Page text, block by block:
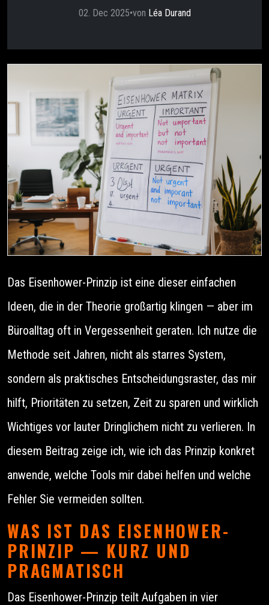
02. Dec 2025•von Léa Durand
Das Eisenhower-Prinzip ist eine dieser einfachen
Ideen, die in der Theorie großartig klingen — aber im
Büroalltag oft in Vergessenheit geraten. Ich nutze die
Methode seit Jahren, nicht als starres System,
sondern als praktisches Entscheidungsraster, das mir
hilft, Prioritäten zu setzen, Zeit zu sparen und wirklich
Wichtiges vor lauter Dringlichem nicht zu verlieren. In
diesem Beitrag zeige ich, wie ich das Prinzip konkret
anwende, welche Tools mir dabei helfen und welche
Fehler Sie vermeiden sollten.
WAS IST DAS EISENHOWER-
PRINZIP — KURZ UND
PRAGMATISCH
Das Eisenhower-Prinzip teilt Aufgaben in vier